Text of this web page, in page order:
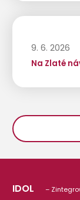
9. 6. 2026
Na Zlaté
IDOL –